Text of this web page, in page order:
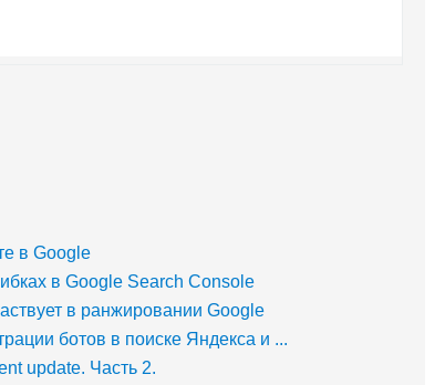
в Google
в Google Search Console
в ранжировании Google
ботов в поиске Яндекса и ...
update. Часть 2.